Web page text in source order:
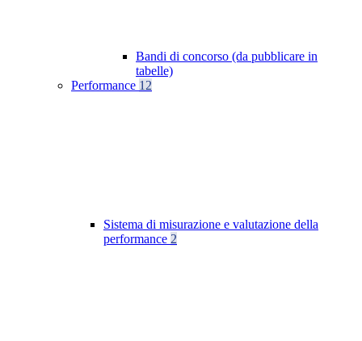
Bandi di concorso (da pubblicare in
tabelle)
Performance 12
Sistema di misurazione e valutazione della
performance 2